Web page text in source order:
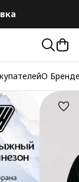
О